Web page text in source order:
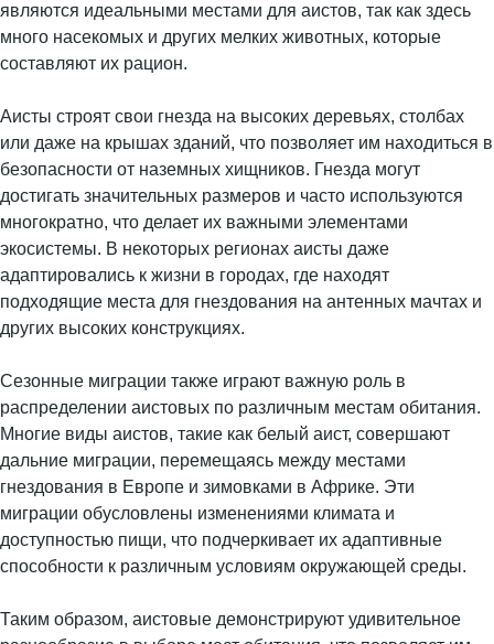
являются идеальными местами для аистов, так как здесь
много насекомых и других мелких животных, которые
составляют их рацион.
Аисты строят свои гнезда на высоких деревьях, столбах
или даже на крышах зданий, что позволяет им находиться в
безопасности от наземных хищников. Гнезда могут
достигать значительных размеров и часто используются
многократно, что делает их важными элементами
экосистемы. В некоторых регионах аисты даже
адаптировались к жизни в городах, где находят
подходящие места для гнездования на антенных мачтах и
других высоких конструкциях.
Сезонные миграции также играют важную роль в
распределении аистовых по различным местам обитания.
Многие виды аистов, такие как белый аист, совершают
дальние миграции, перемещаясь между местами
гнездования в Европе и зимовками в Африке. Эти
миграции обусловлены изменениями климата и
доступностью пищи, что подчеркивает их адаптивные
способности к различным условиям окружающей среды.
Таким образом, аистовые демонстрируют удивительное